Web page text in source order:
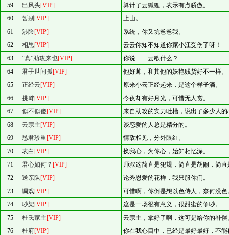
59
出风头[VIP]
算计了云狐狸，表示有点骄傲。
60
暂别 [VIP]
上山。
61
涉险[VIP]
系统，你又坑爸爸我。
62
相思[VIP]
云云你知不知道你家小江受伤了呀！
63
“真”助攻来也[VIP]
你说……云歇什么？
64
君子世间孤[VIP]
他好帅，和其他的妖艳贱货好不一样。
65
正经云[VIP]
原来小云正经起来，是这个样子滴。
66
挑衅[VIP]
今夜却有好月光，可惜无人赏。
67
似不似傻[VIP]
来自助攻的实力吐槽，说出了多少人的
68
云宗主[VIP]
谈恋爱的人总是精分的。
69
恳君珍重[VIP]
情敌相见，分外眼红。
70
表白 [VIP]
换我心，为你心，始知相忆深。
71
君心如何？ [VIP]
师叔这简直是犯规，简直是胡闹，简直
72
送亲队[VIP]
论秀恩爱的花样，我只服你们。
73
调戏[VIP]
可惜啊，你倒是想以色侍人，奈何没色
74
吵架[VIP]
这是一场很有意义，很甜蜜的争吵。
75
杜氏家主[VIP]
云宗主，拿好了啊，这可是给你的补偿
76
杜府[VIP]
你在我心目中，已经是最好最好，不能